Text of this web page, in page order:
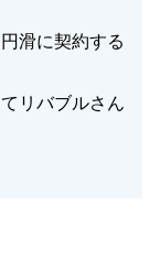
滑に契約する
リバブルさん